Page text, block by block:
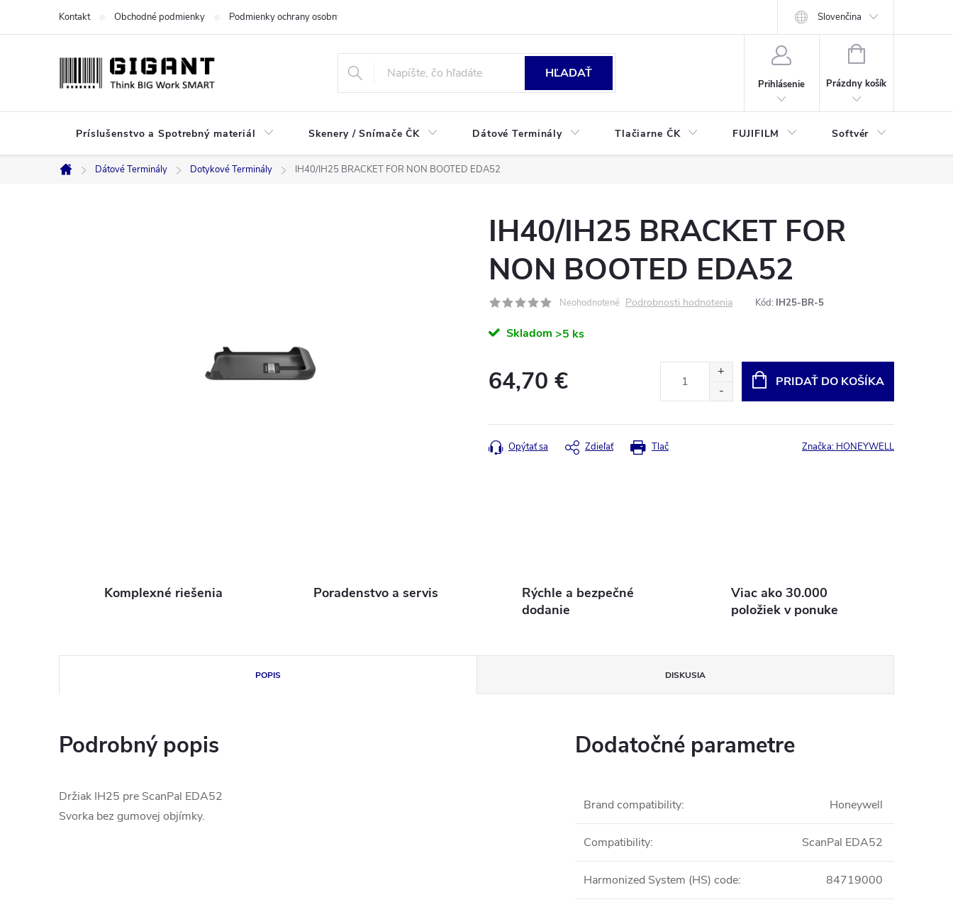
Kontakt Obchodné podmienky Podmienky ochrany osobných údajov Slovenčina
HĽADAŤ
Prihlásenie
NÁKUPNÝ
Prázdny košík
Príslušenstvo a Spotrebný materiál Skenery / Snímače ČK Dátové Terminály Tlačiarne ČK FUJIFILM Softvér
Domov
Dátové Terminály Dotykové Terminály IH40/IH25 BRACKET FOR NON BOOTED EDA52
IH40/IH25 BRACKET FOR
NON BOOTED EDA52
Neohodnotené Podrobnosti hodnotenia Kód: IH25-BR-5
Skladom >5 ks
64,70 € PRIDAŤ DO KOŠÍKA
Tlač
Opýtať sa Zdieľať Značka: HONEYWELL
Komplexné riešenia Poradenstvo a servis
Rýchle a bezpečné
dodanie
Viac ako 30.000
položiek v ponuke
POPIS DISKUSIA
Podrobný popis
Držiak IH25 pre ScanPal EDA52
Svorka bez gumovej objímky.
Dodatočné parametre
Brand compatibility: Honeywell
Compatibility: ScanPal EDA52
Harmonized System (HS) code: 84719000